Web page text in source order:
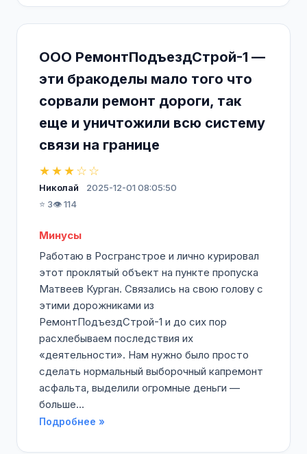
ООО РемонтПодъездСтрой-1 —
эти бракоделы мало того что
сорвали ремонт дороги, так
еще и уничтожили всю систему
связи на границе
★★★☆☆
Николай
2025-12-01 08:05:50
⭐ 3👁️ 114
Минусы
Работаю в Росгранстрое и лично курировал
этот проклятый объект на пункте пропуска
Матвеев Курган. Связались на свою голову с
этими дорожниками из
РемонтПодъездСтрой-1 и до сих пор
расхлебываем последствия их
«деятельности». Нам нужно было просто
сделать нормальный выборочный капремонт
асфальта, выделили огромные деньги —
больше...
Подробнее »